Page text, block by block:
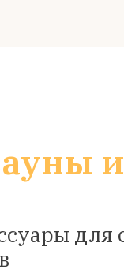
и
для